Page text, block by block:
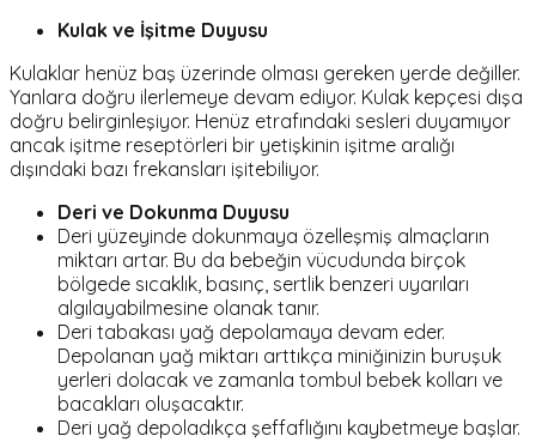
Kulak ve İşitme Duyusu
Kulaklar henüz baş üzerinde olması gereken yerde değiller.
Yanlara doğru ilerlemeye devam ediyor. Kulak kepçesi dışa
doğru belirginleşiyor. Henüz etrafındaki sesleri duyamıyor
ancak işitme reseptörleri bir yetişkinin işitme aralığı
dışındaki bazı frekansları işitebiliyor.
Deri ve Dokunma Duyusu
Deri yüzeyinde dokunmaya özelleşmiş almaçların
miktarı artar. Bu da bebeğin vücudunda birçok
bölgede sıcaklık, basınç, sertlik benzeri uyarıları
algılayabilmesine olanak tanır.
Deri tabakası yağ depolamaya devam eder.
Depolanan yağ miktarı arttıkça miniğinizin buruşuk
yerleri dolacak ve zamanla tombul bebek kolları ve
bacakları oluşacaktır.
Deri yağ depoladıkça şeffaflığını kaybetmeye başlar.